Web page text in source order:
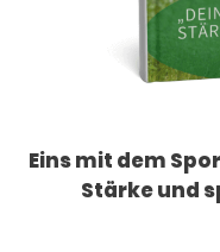
Eins mit dem
Stärke und